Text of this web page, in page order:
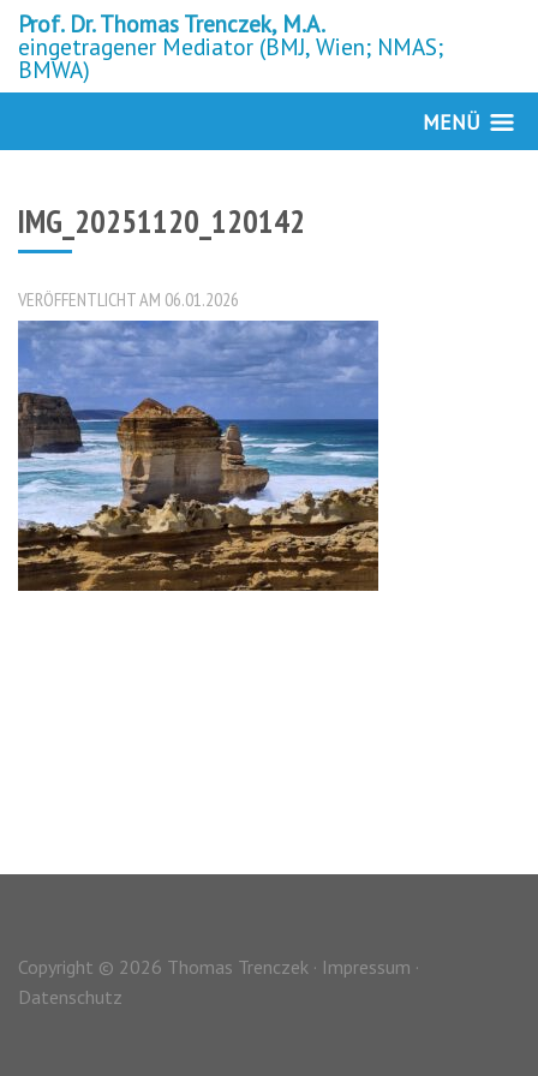
Prof. Dr. Thomas Trenczek, M.A.
eingetragener Mediator (BMJ, Wien; NMAS;
BMWA)
MENÜ
IMG_20251120_120142
VERÖFFENTLICHT AM 06.01.2026
Copyright © 2026 Thomas Trenczek · Impressum ·
Datenschutz